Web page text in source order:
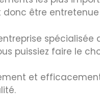
donc être
puissiez faire le
et